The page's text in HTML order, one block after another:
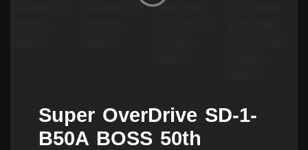
Super OverDrive SD-1-
B50A BOSS 50th